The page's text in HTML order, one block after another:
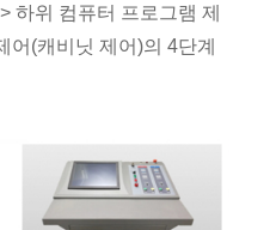
하위 컴퓨터 프로그램 제
어(캐비닛 제어)의 4단계